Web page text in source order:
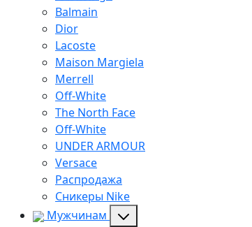
Balmain
Dior
Lacoste
Maison Margiela
Merrell
Off-White
The North Face
Off-White
UNDER ARMOUR
Versace
Распродажа
Сникеры Nike
Мужчинам